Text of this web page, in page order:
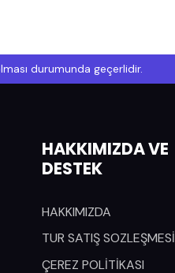
durumunda geçerlidir.
HAKKIMIZDA VE
DESTEK
HAKKIMIZDA
TUR SATIŞ SOZLEŞMESİ
ÇEREZ POLİTİKASI